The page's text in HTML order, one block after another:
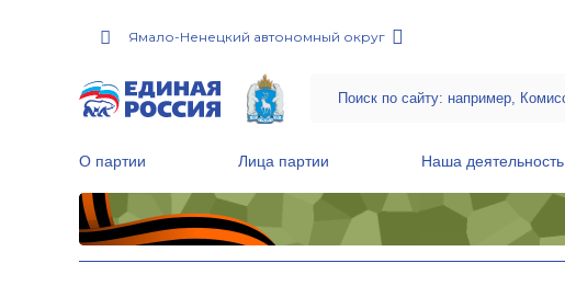
Ямало-Ненецкий автономный округ
О партии Лица партии Наша деятельность